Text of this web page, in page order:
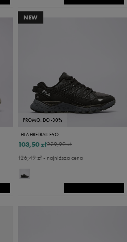
NEW
PROMO: DO -30%
FILA FIRETRAIL EVO
229,99 zł
103,50 zł
126,49 zł- najniższa cena